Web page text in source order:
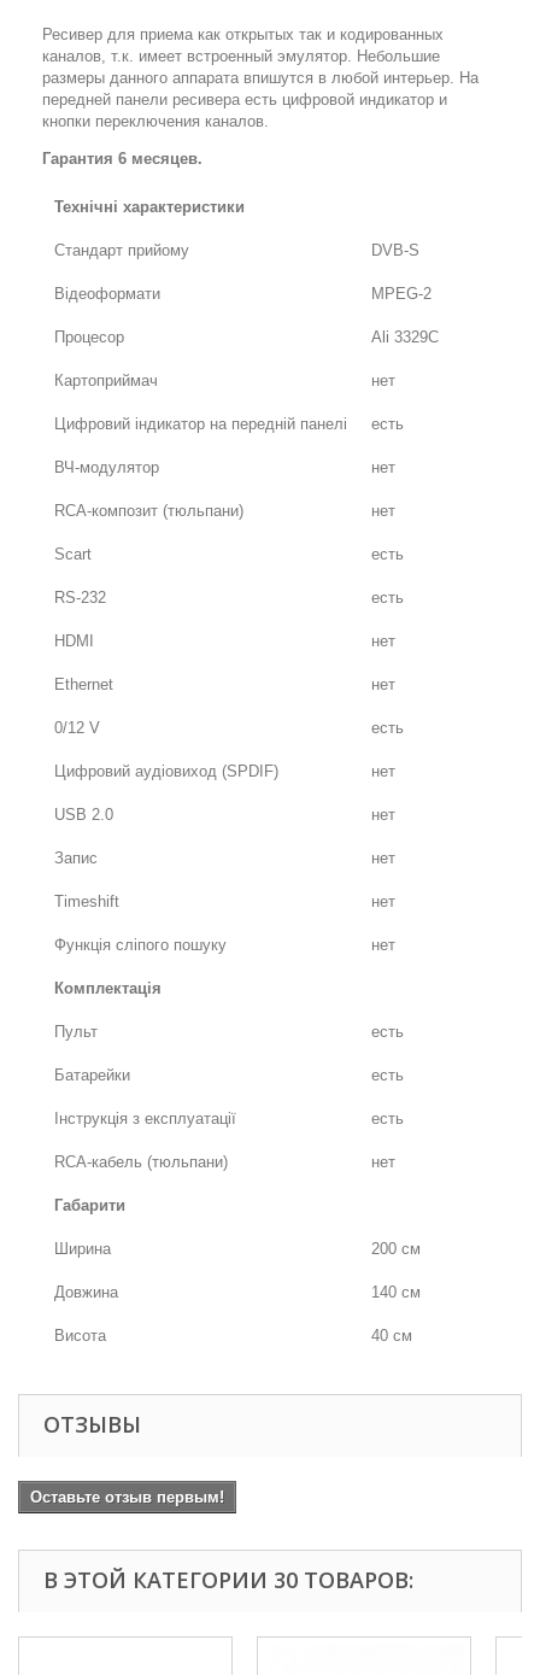
Ресивер для приема как открытых так и кодированных
каналов, т.к. имеет встроенный эмулятор. Небольшие
размеры данного аппарата впишутся в любой интерьер. На
передней панели ресивера есть цифровой индикатор и
кнопки переключения каналов.
Гарантия 6 месяцев.
Технічні характеристики
Стандарт прийому DVB-S
Відеоформати MPEG-2
Процесор Ali 3329C
Картоприймач нет
Цифровий індикатор на передній панелі есть
ВЧ-модулятор нет
RCA-композит (тюльпани) нет
Scart есть
RS-232 есть
HDMI нет
Ethernet нет
0/12 V есть
Цифровий аудіовиход (SPDIF) нет
USB 2.0 нет
Запис нет
Timeshift нет
Функція сліпого пошуку нет
Комплектація
Пульт есть
Батарейки есть
Інструкція з експлуатації есть
RCA-кабель (тюльпани) нет
Габарити
Ширина 200 см
Довжина 140 см
Висота 40 см
ОТЗЫВЫ
Оставьте отзыв первым!
В ЭТОЙ КАТЕГОРИИ 30 ТОВАРОВ: